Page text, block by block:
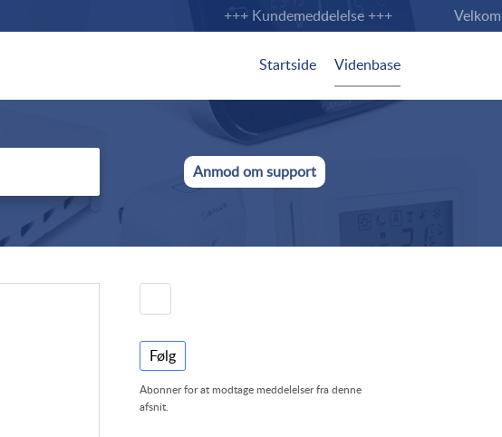
+++ Kundemeddelelse +++
Startside Videnbase
Anmod om support
Følg
Abonner for at modtage meddelelser fra denne
afsnit.